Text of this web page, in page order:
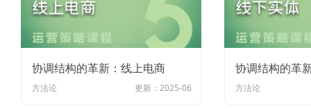
方法论 更新：2025-06
协调结构的革新：线上电商
方法论
协调结构的革